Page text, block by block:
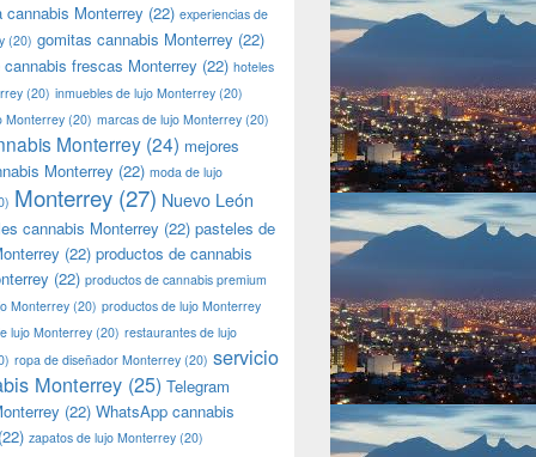
cannabis Monterrey (22) experiencias de
(20) gomitas cannabis Monterrey (22)
frescas Monterrey (22) hoteles
(20) inmuebles de lujo Monterrey (20)
Monterrey (20) marcas de lujo Monterrey (20)
Monterrey (24) mejores
Monterrey (22) moda de lujo
Monterrey (27) Nuevo León
cannabis Monterrey (22) pasteles de
(22) productos de cannabis
(22) productos de cannabis premium
Monterrey(20) productos de lujo Monterrey
lujo Monterrey (20) restaurantes de lujo
ropa de diseñador Monterrey (20) servicio
Monterrey (25) Telegram
(22) WhatsApp cannabis
(22) zapatos de lujo Monterrey (20)